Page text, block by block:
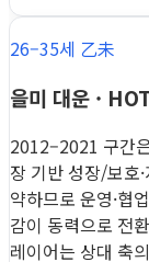
26–35세 乙未
을미 대운 ·
2012–2021 구간
장 기반 성장/보호
약하므로 운영·협
감이 동력으로 전
레이어는 상대 축